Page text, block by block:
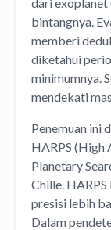
bintangnya.
memberi
diketahui
minimumnya.
mendekati
Penemuan ini
HARPS (High
Planetary
Chille.
presisi lebih
Dalam